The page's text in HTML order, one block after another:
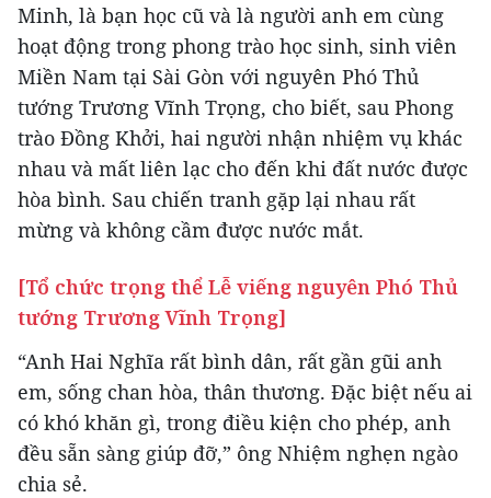
Minh, là bạn học cũ và là người anh em cùng
hoạt động trong phong trào học sinh, sinh viên
Miền Nam tại Sài Gòn với nguyên Phó Thủ
tướng Trương Vĩnh Trọng, cho biết, sau Phong
trào Đồng Khởi, hai người nhận nhiệm vụ khác
nhau và mất liên lạc cho đến khi đất nước được
hòa bình. Sau chiến tranh gặp lại nhau rất
mừng và không cầm được nước mắt.
[Tổ chức trọng thể Lễ viếng nguyên Phó Thủ
tướng Trương Vĩnh Trọng]
“Anh Hai Nghĩa rất bình dân, rất gần gũi anh
em, sống chan hòa, thân thương. Đặc biệt nếu ai
có khó khăn gì, trong điều kiện cho phép, anh
đều sẵn sàng giúp đỡ,” ông Nhiệm nghẹn ngào
chia sẻ.